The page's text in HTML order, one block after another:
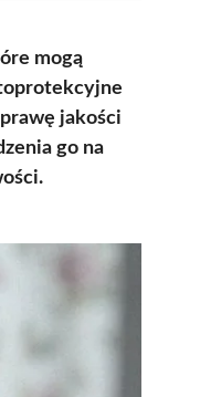
mogą
jakości
go na